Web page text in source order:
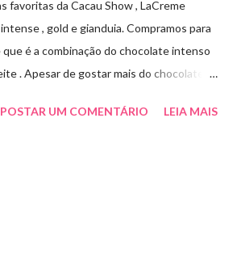
favoritas da Cacau Show , LaCreme
, gold e gianduia. Compramos para
é a combinação do chocolate intenso
. Apesar de gostar mais do chocolate
e cremosidade ). Preço R$19,99 .
POSTAR UM COMENTÁRIO LEIA MAIS